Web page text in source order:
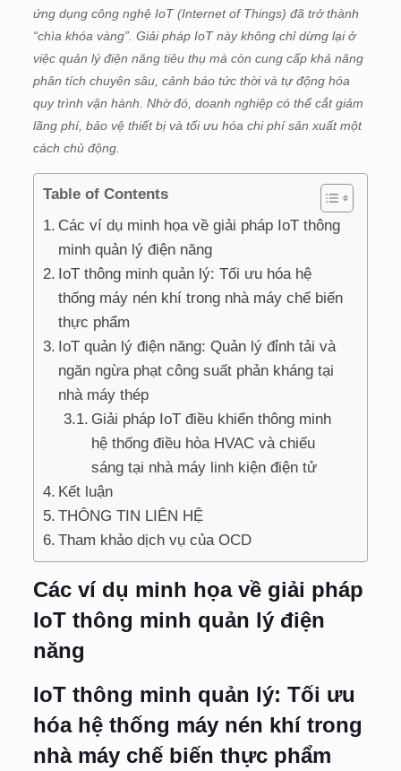
ứng dụng công nghệ IoT (Internet of Things) đã trở thành
“chìa khóa vàng”. Giải pháp IoT này không chỉ dừng lại ở
việc quản lý điện năng tiêu thụ mà còn cung cấp khả năng
phân tích chuyên sâu, cảnh báo tức thời và tự động hóa
quy trình vận hành. Nhờ đó, doanh nghiệp có thể cắt giảm
lãng phí, bảo vệ thiết bị và tối ưu hóa chi phí sản xuất một
cách chủ động.
Table of Contents
Các ví dụ minh họa về giải pháp IoT thông
minh quản lý điện năng
IoT thông minh quản lý: Tối ưu hóa hệ
thống máy nén khí trong nhà máy chế biến
thực phẩm
IoT quản lý điện năng: Quản lý đỉnh tải và
ngăn ngừa phạt công suất phản kháng tại
nhà máy thép
Giải pháp IoT điều khiển thông minh
hệ thống điều hòa HVAC và chiếu
sáng tại nhà máy linh kiện điện tử
Kết luận
THÔNG TIN LIÊN HỆ
Tham khảo dịch vụ của OCD
Các ví dụ minh họa về giải pháp
IoT thông minh quản lý điện
năng
IoT thông minh quản lý: Tối ưu
hóa hệ thống máy nén khí trong
nhà máy chế biến thực phẩm